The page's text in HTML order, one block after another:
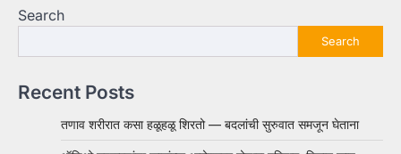
Search
Search
Recent Posts
तणाव शरीरात कसा हळूहळू शिरतो — बदलांची सुरुवात समजून घेताना